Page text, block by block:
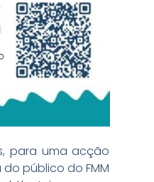
para uma acção
público do FMM